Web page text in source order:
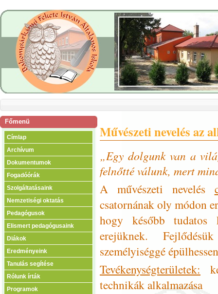
Főmenü
Címlap
Archívum
Dokumentumok
Fogadóórák
Szolgáltatásaink
Nemzetiségi oktatás
Pedagógusok
Elismert pedagógusaink
Diákok
Eredményeink
Tanulás segítése
Rólunk írták
Programok
Művészeti nevelés az
„Egy dolgunk van a
felnőtté válunk, mert
A művészeti nevelés
csatornának oly módon
hogy később tudatos
erejüknek.
személyiséggé
Tevékenységterületek:
technikák alkalmazása